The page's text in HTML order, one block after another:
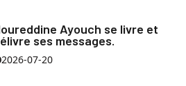
Ayouch se livre et
ses messages.
2026-07-20